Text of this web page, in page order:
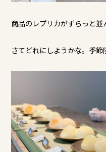
商品のレプリカがずらっと並
さてどれにしようかな。季節